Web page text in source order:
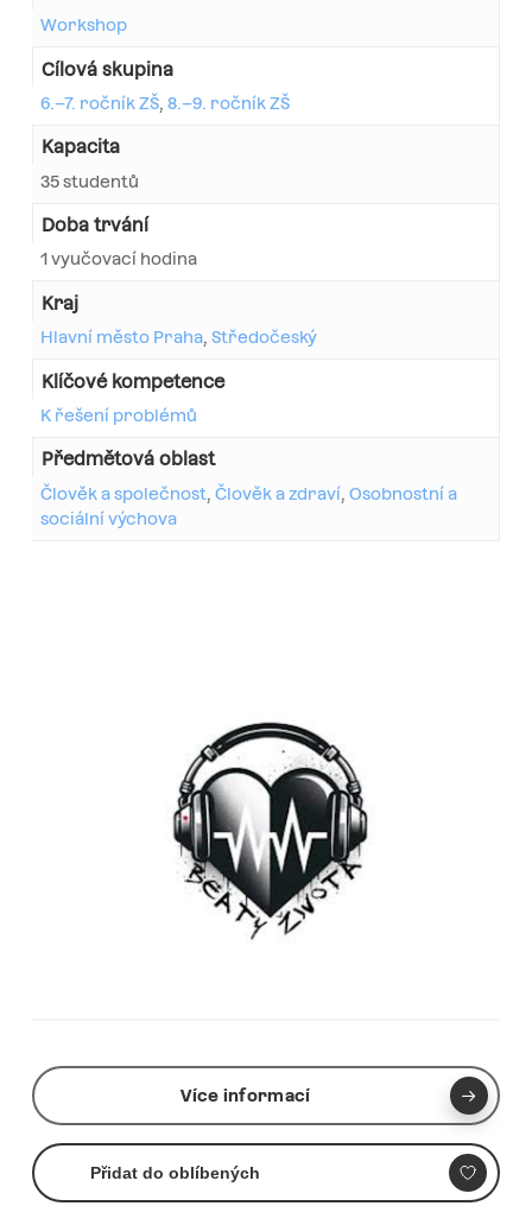
Workshop
Cílová skupina
6.–7. ročník ZŠ, 8.–9. ročník ZŠ
Kapacita
35 studentů
Doba trvání
1 vyučovací hodina
Kraj
Hlavní město Praha, Středočeský
Klíčové kompetence
K řešení problémů
Předmětová oblast
Člověk a společnost, Člověk a zdraví, Osobnostní a
sociální výchova
Více informací
Přidat do oblíbených